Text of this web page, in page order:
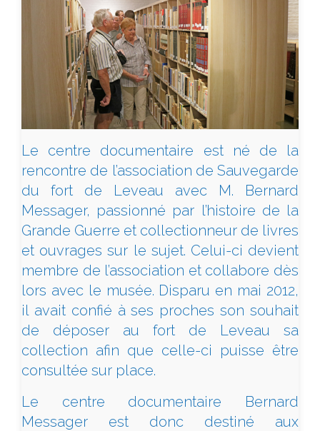
Le centre documentaire est né de la
rencontre de l’association de Sauvegarde
du fort de Leveau avec M. Bernard
Messager, passionné par l’histoire de la
Grande Guerre et collectionneur de livres
et ouvrages sur le sujet. Celui-ci devient
membre de l’association et collabore dès
lors avec le musée. Disparu en mai 2012,
il avait confié à ses proches son souhait
de déposer au fort de Leveau sa
collection afin que celle-ci puisse être
consultée sur place.
Le centre documentaire Bernard
Messager est donc destiné aux